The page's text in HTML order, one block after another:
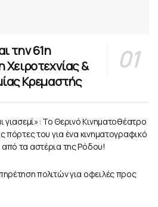
την 61η
&
Κρεμαστής
γιασεμί»: Το Θερινό Κινηματοθέατρο
πόρτες του για ένα κινηματογραφικό
τα αστέρια της Ρόδου!
πολιτών για οφειλές προς